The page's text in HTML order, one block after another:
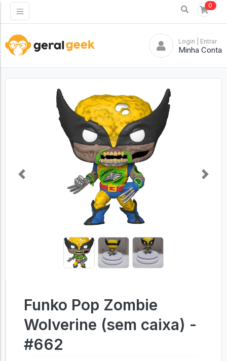
0
Login | Entrar
Minha Conta
Previous Next
Funko Pop Zombie
Wolverine (sem caixa) -
#662